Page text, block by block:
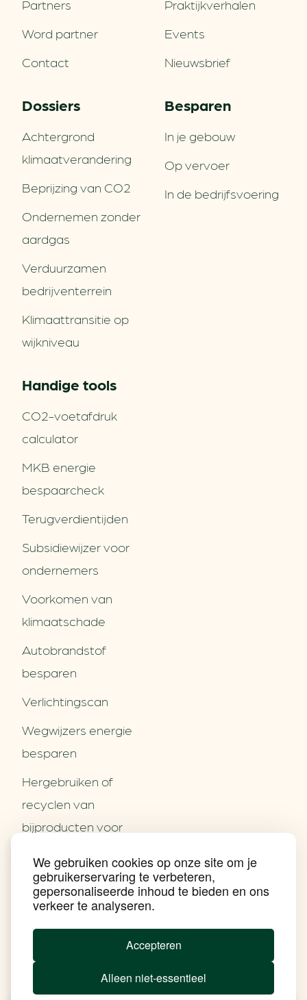
We gebruiken cookies op onze site om je
gebruikerservaring te verbeteren,
gepersonaliseerde inhoud te bieden en ons
verkeer te analyseren.
Accepteren
Alleen niet-essentieel
Partners
Contact
Nieuws
Praktijkverhalen
Events
Nieuwsbrief
Achtergrond klimaatverandering
Beprijzing van CO2
Verduurzamen bedrijventerrein
Partners
Word partner
Contact
Praktijkverhalen
Events
Nieuwsbrief
Dossiers
Achtergrond
klimaatverandering
Beprijzing van CO2
Ondernemen zonder
aardgas
Verduurzamen
bedrijventerrein
Klimaattransitie op
wijkniveau
Besparen
In je gebouw
Op vervoer
In de bedrijfsvoering
Handige tools
CO2-voetafdruk
calculator
MKB energie
bespaarcheck
Terugverdien­tijden
Subsidiewijzer voor
ondernemers
Voorkomen van
klimaatschade
Autobrandstof
besparen
Verlichtingscan
Wegwijzers energie
besparen
Hergebruiken of
recyclen van
bijproducten voor
Energie besparen op
uw PC